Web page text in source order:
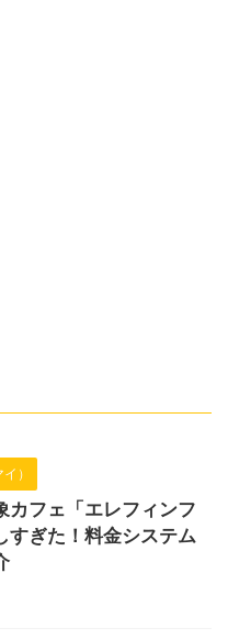
）
カフェ「エレフィンフ
すぎた！料金システム